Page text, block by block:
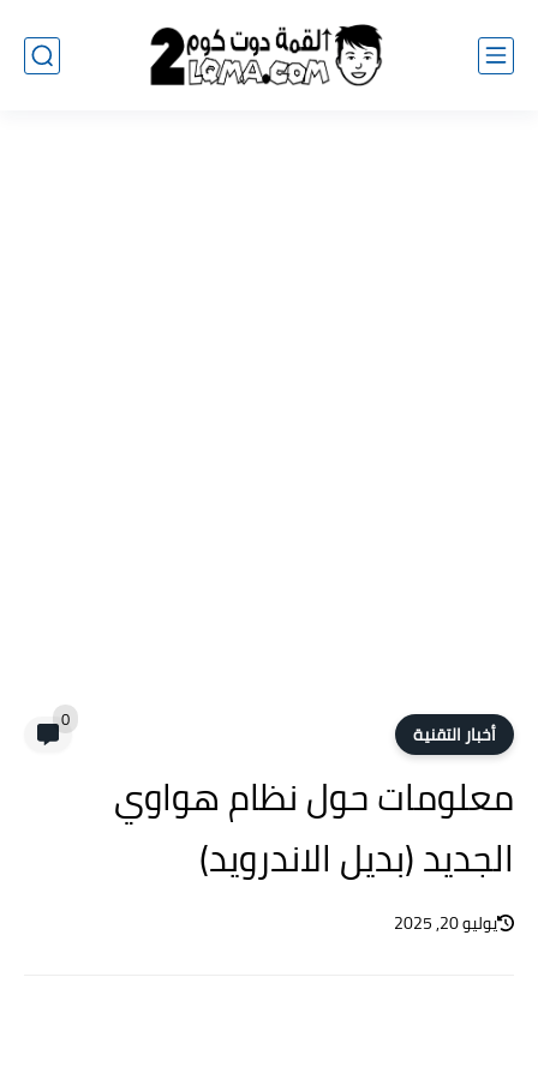
أخبار التقنية 0
معلومات حول نظام هواوي
الجديد (بديل الاندرويد)
يوليو 20, 2025